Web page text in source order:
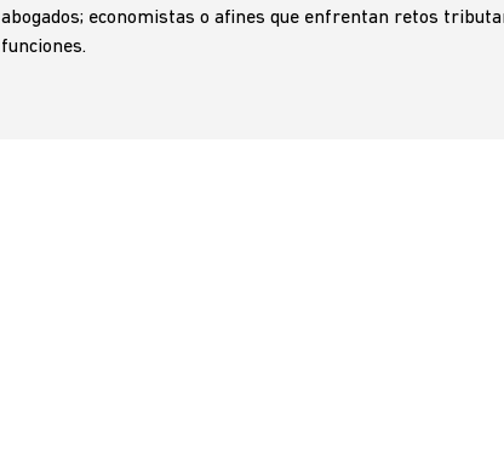
abogados; economistas o afines que enfrentan retos
funciones.